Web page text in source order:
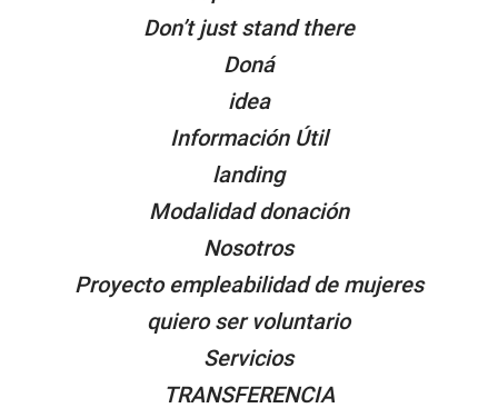
Don’t just stand there
Doná
idea
Información Útil
landing
Modalidad donación
Nosotros
Proyecto empleabilidad de mujeres
quiero ser voluntario
Servicios
TRANSFERENCIA